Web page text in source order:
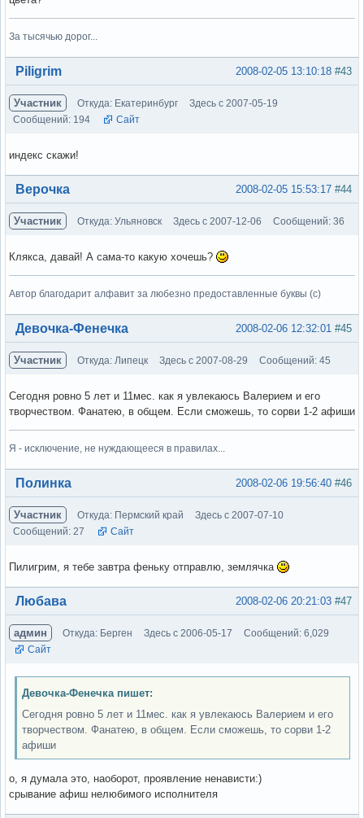
За тысячью дорог...
Вне форума #43
2008-02-05 13:10:18
Piligrim
Участник Откуда: Екатеринбург
Здесь с 2007-05-19
Сообщений: 194
Сайт
индекс скажи!
Вне форума #44
2008-02-05 15:53:17
Верочка
Участник Откуда: Ульяновск Здесь с 2007-12-06 Сообщений: 36
Клякса, давай! А сама-то какую хочешь?
Автор благодарит алфавит за любезно предоставленные буквы (с)
Вне форума #45
2008-02-06 12:32:01
Девочка-Фенечка
Участник Откуда: Липецк Здесь с 2007-08-29 Сообщений: 45
Сегодня ровно 5 лет и 11мес. как я увлекаюсь Валерием и его
творчеством. Фанатею, в общем. Если сможешь, то сорви 1-2 афиши
Я - исключение, не нуждающееся в правилах...
Вне форума #46
2008-02-06 19:56:40
Полинка
Участник Откуда: Пермский край
Здесь с 2007-07-10
Сообщений: 27
Сайт
Пилигрим, я тебе завтра феньку отправлю, землячка
Вне форума #47
2008-02-06 20:21:03
Любава
админ Откуда: Берген Здесь с 2006-05-17
Сообщений: 6,029
Сайт
Девочка-Фенечка пишет:
Сегодня ровно 5 лет и 11мес. как я увлекаюсь Валерием и его
творчеством. Фанатею, в общем. Если сможешь, то сорви 1-2
афиши
о, я думала это, наоборот, проявление ненависти:)
срывание афиш нелюбимого исполнителя